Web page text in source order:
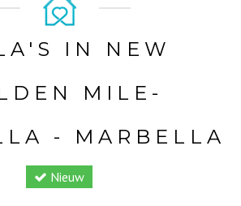
IN NEW
MILE-
- MARBELLA
Nieuw